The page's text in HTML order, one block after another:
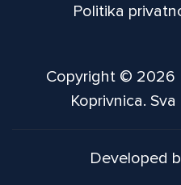
Politika
Copyright © 2026
Koprivnica.
Developed